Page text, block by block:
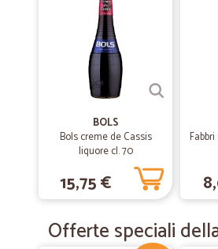
BOLS
Bols creme de Cassis
liquore cl. 70
15,75 €
Offerte speciali